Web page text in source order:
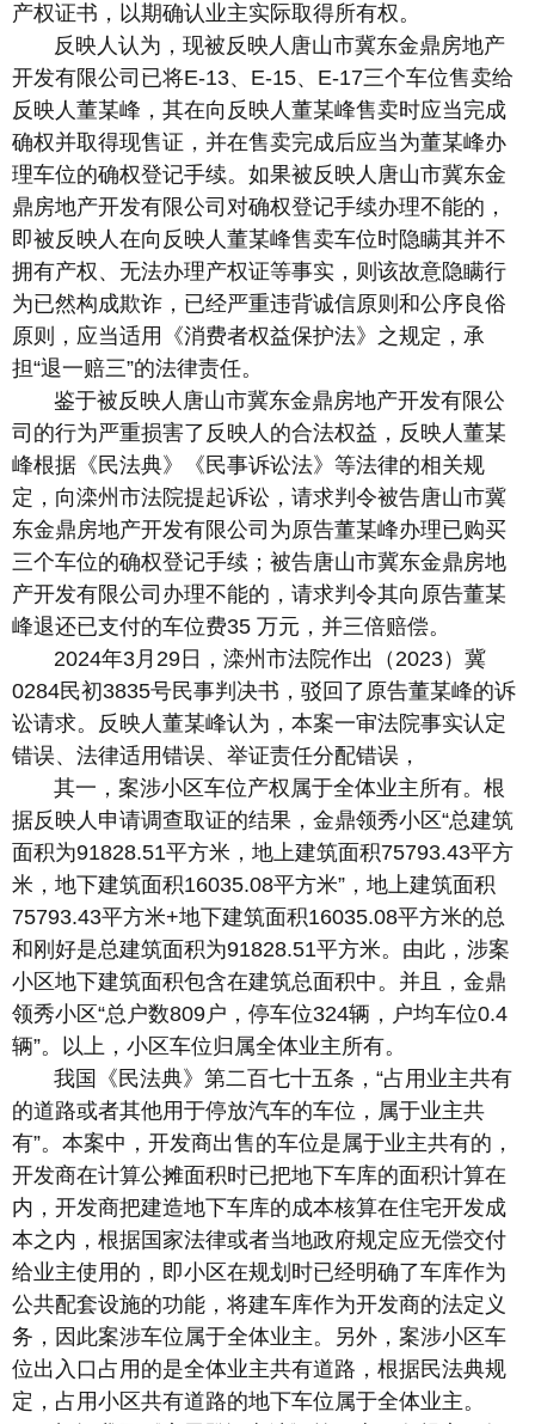
产权证书，以期确认业主实际取得所有权。
反映人认为，现被反映人唐山市冀东金鼎房地产
开发有限公司已将E-13、E-15、E-17三个车位售卖给
反映人董某峰，其在向反映人董某峰售卖时应当完成
确权并取得现售证，并在售卖完成后应当为董某峰办
理车位的确权登记手续。如果被反映人唐山市冀东金
鼎房地产开发有限公司对确权登记手续办理不能的，
即被反映人在向反映人董某峰售卖车位时隐瞒其并不
拥有产权、无法办理产权证等事实，则该故意隐瞒行
为已然构成欺诈，已经严重违背诚信原则和公序良俗
原则，应当适用《消费者权益保护法》之规定，承
担“退一赔三”的法律责任。
鉴于被反映人唐山市冀东金鼎房地产开发有限公
司的行为严重损害了反映人的合法权益，反映人董某
峰根据《民法典》《民事诉讼法》等法律的相关规
定，向滦州市法院提起诉讼，请求判令被告唐山市冀
东金鼎房地产开发有限公司为原告董某峰办理已购买
三个车位的确权登记手续；被告唐山市冀东金鼎房地
产开发有限公司办理不能的，请求判令其向原告董某
峰退还已支付的车位费35 万元，并三倍赔偿。
2024年3月29日，滦州市法院作出（2023）冀
0284民初3835号民事判决书，驳回了原告董某峰的诉
讼请求。反映人董某峰认为，本案一审法院事实认定
错误、法律适用错误、举证责任分配错误，
其一，案涉小区车位产权属于全体业主所有。根
据反映人申请调查取证的结果，金鼎领秀小区“总建筑
面积为91828.51平方米，地上建筑面积75793.43平方
米，地下建筑面积16035.08平方米”，地上建筑面积
75793.43平方米+地下建筑面积16035.08平方米的总
和刚好是总建筑面积为91828.51平方米。由此，涉案
小区地下建筑面积包含在建筑总面积中。并且，金鼎
领秀小区“总户数809户，停车位324辆，户均车位0.4
辆”。以上，小区车位归属全体业主所有。
我国《民法典》第二百七十五条，“占用业主共有
的道路或者其他用于停放汽车的车位，属于业主共
有”。本案中，开发商出售的车位是属于业主共有的，
开发商在计算公摊面积时已把地下车库的面积计算在
内，开发商把建造地下车库的成本核算在住宅开发成
本之内，根据国家法律或者当地政府规定应无偿交付
给业主使用的，即小区在规划时已经明确了车库作为
公共配套设施的功能，将建车库作为开发商的法定义
务，因此案涉车位属于全体业主。另外，案涉小区车
位出入口占用的是全体业主共有道路，根据民法典规
定，占用小区共有道路的地下车位属于全体业主。